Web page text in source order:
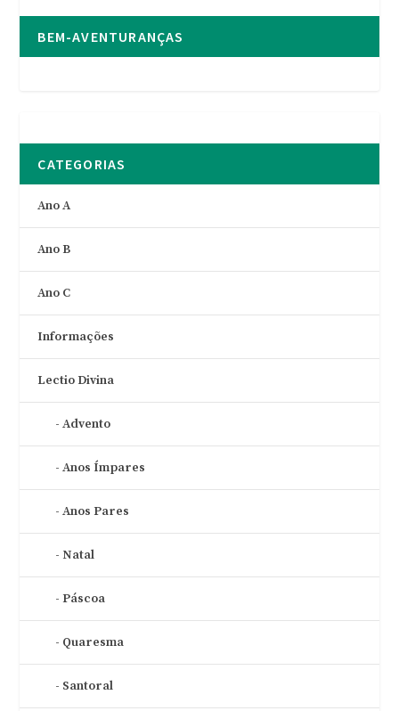
BEM-AVENTURANÇAS
CATEGORIAS
Ano A
Ano B
Ano C
Informações
Lectio Divina
Advento
Anos Ímpares
Anos Pares
Natal
Páscoa
Quaresma
Santoral